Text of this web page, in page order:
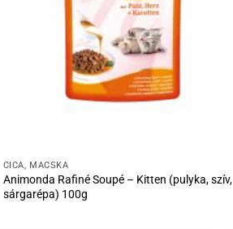
CICA, MACSKA
Animonda Rafiné Soupé – Kitten (pulyka, szív,
sárgarépa) 100g